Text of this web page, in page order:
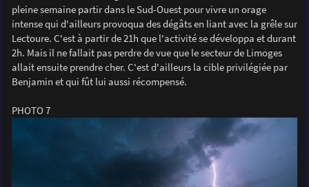
pleine semaine partir dans le Sud-Ouest pour vivre un orage
intense qui d'ailleurs provoqua des dégâts en liant avec la grêle sur
Lectoure. C'est à partir de 21h que l'activité se développa et durant
2h. Mais il ne fallait pas perdre de vue que le secteur de Limoges
allait ensuite prendre cher. C'est d'ailleurs la cible privilégiée par
Benjamin et qui fût lui aussi récompensé.
PHOTO 7